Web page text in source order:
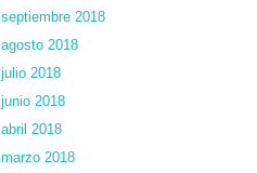
septiembre 2018
agosto 2018
julio 2018
junio 2018
abril 2018
marzo 2018